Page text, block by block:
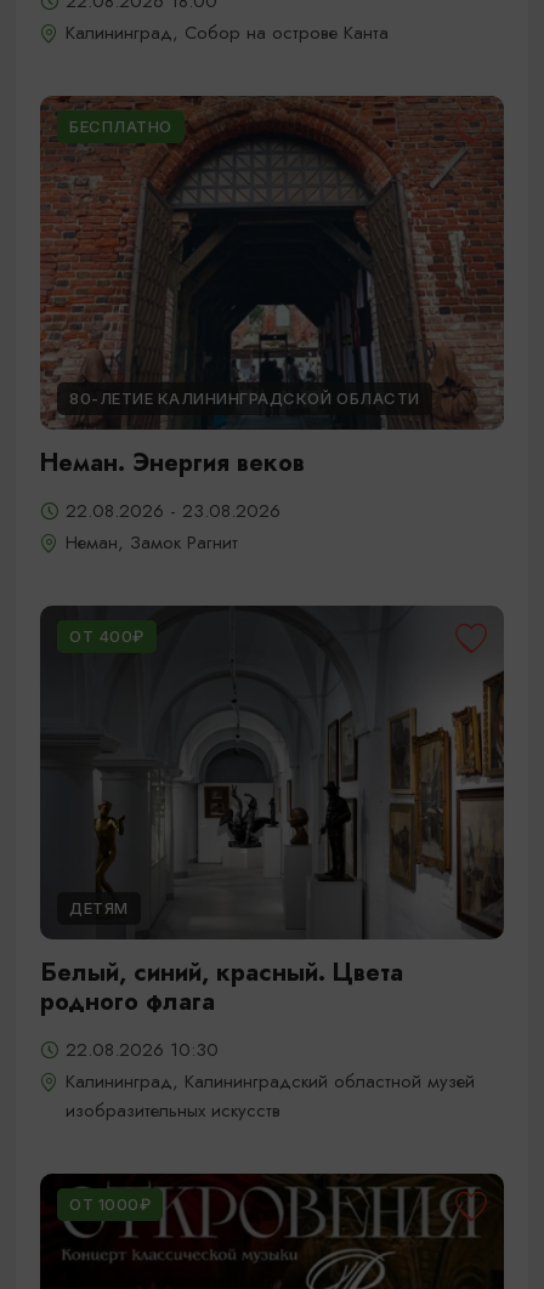
Калининград, Собор на острове Канта
БЕСПЛАТНО
80-ЛЕТИЕ КАЛИНИНГРАДСКОЙ ОБЛАСТИ
Неман. Энергия веков
22.08.2026 - 23.08.2026
Неман, Замок Рагнит
ОТ 400₽
ДЕТЯМ
Белый, синий, красный. Цвета
родного флага
22.08.2026 10:30
Калининград, Калининградский областной музей
изобразительных искусств
ОТ 1000₽